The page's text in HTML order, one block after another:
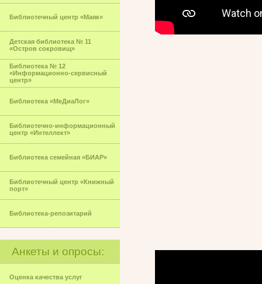
Библиотечный центр «Маяк»
Детская библиотека № 11
«Остров сокровищ»
Библиотека № 12
«Информационно-сервисный
центр»
Библиотека «МеДиаЛог»
Библиотечно-информационный
центр «Интеллект»
Библиотека семейная «БИАР»
Библиотечный центр «Книжный
порт»
Библиотека-репозитарий
Анкеты и опросы:
Оценка качества услуг